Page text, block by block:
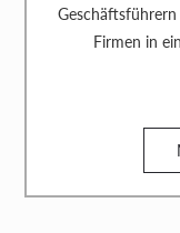
Firmen in